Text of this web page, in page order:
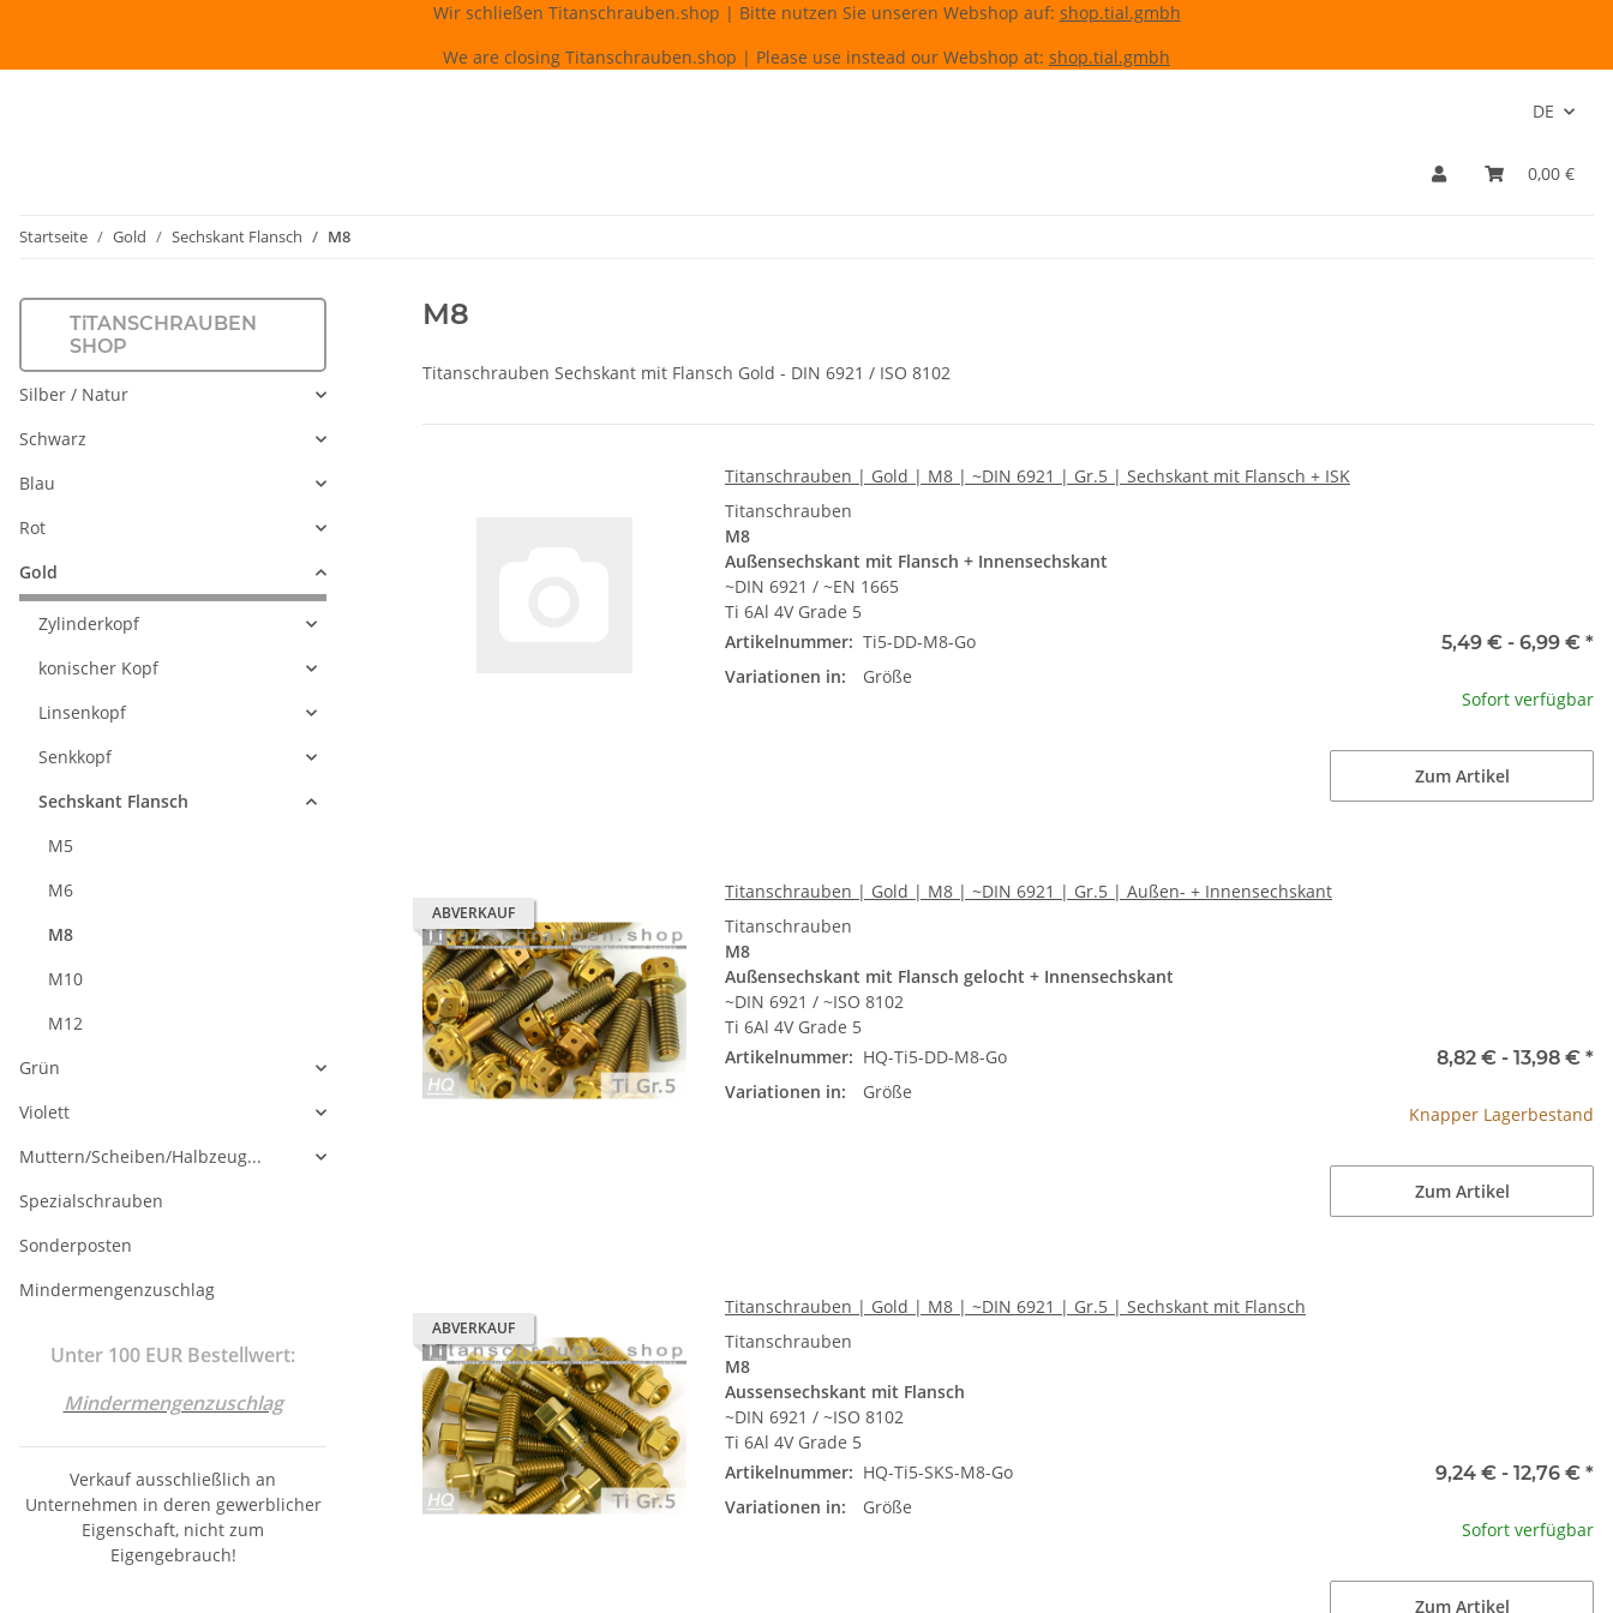
Wir schließen Titanschrauben.shop | Bitte nutzen Sie unseren Webshop auf: shop.tial.gmbh
We are closing Titanschrauben.shop | Please use instead our Webshop at: shop.tial.gmbh
DE
0,00 €
Startseite Gold Sechskant Flansch M8
M8
Titanschrauben Sechskant mit Flansch Gold - DIN 6921 / ISO 8102
Titanschrauben | Gold | M8 | ~DIN 6921 | Gr.5 | Sechskant mit Flansch + ISK
Titanschrauben
M8
Außensechskant mit Flansch + Innensechskant
~DIN 6921 / ~EN 1665
Ti 6Al 4V Grade 5
Artikelnummer: Ti5-DD-M8-Go
Variationen in:
Größe
5,49 € - 6,99 € *
Sofort verfügbar
Zum Artikel
ABVERKAUF
Titanschrauben | Gold | M8 | ~DIN 6921 | Gr.5 | Außen- + Innensechskant
Titanschrauben
M8
Außensechskant mit Flansch gelocht + Innensechskant
~DIN 6921 / ~ISO 8102
Ti 6Al 4V Grade 5
Artikelnummer: HQ-Ti5-DD-M8-Go
Variationen in:
Größe
8,82 € - 13,98 € *
Knapper Lagerbestand
Zum Artikel
ABVERKAUF
Titanschrauben | Gold | M8 | ~DIN 6921 | Gr.5 | Sechskant mit Flansch
Titanschrauben
M8
Aussensechskant mit Flansch
~DIN 6921 / ~ISO 8102
Ti 6Al 4V Grade 5
Artikelnummer: HQ-Ti5-SKS-M8-Go
Variationen in:
Größe
9,24 € - 12,76 € *
Sofort verfügbar
Zum Artikel
TiTANSCHRAUBEN
SHOP
Silber / Natur
Schwarz
Blau
Rot
Gold
Zylinderkopf
konischer Kopf
Linsenkopf
Senkkopf
Sechskant Flansch
M5
M6
M8
M10
M12
Grün
Violett
Muttern/Scheiben/Halbzeug...
Spezialschrauben
Sonderposten
Mindermengenzuschlag
Unter 100 EUR Bestellwert:
Mindermengenzuschlag
Verkauf ausschließlich an
Unternehmen in deren gewerblicher
Eigenschaft, nicht zum
Eigengebrauch!